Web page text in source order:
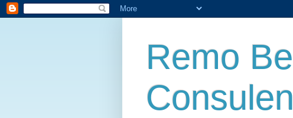
Remo